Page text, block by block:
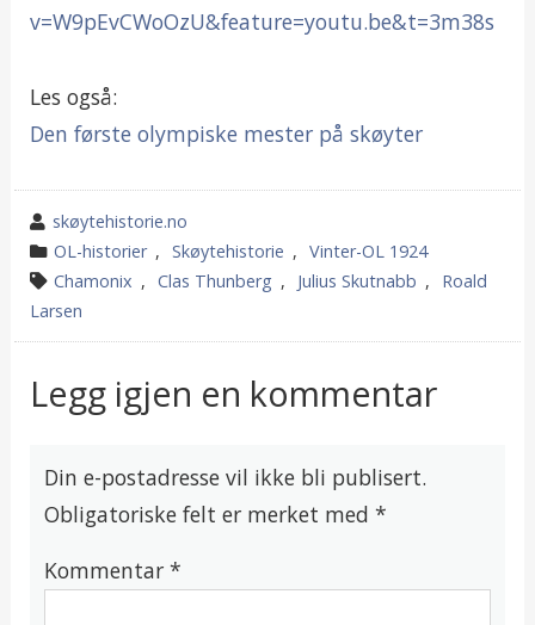
v=W9pEvCWoOzU&feature=youtu.be&t=3m38s
Les også:
Den første olympiske mester på skøyter
wrote
by
skøytehistorie.no
category
in
OL-historier , Skøytehistorie , Vinter-OL 1924
tagged
Chamonix , Clas Thunberg , Julius Skutnabb ,
Roald
Larsen
Legg igjen en kommentar
Din e-postadresse vil ikke bli publisert.
Obligatoriske felt er merket med *
Kommentar *